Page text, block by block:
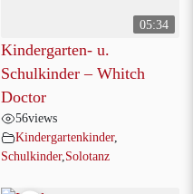
05:34
Kindergarten- u.
Schulkinder – Whitch
Doctor
56views
Kindergartenkinder,
Schulkinder, Solotanz